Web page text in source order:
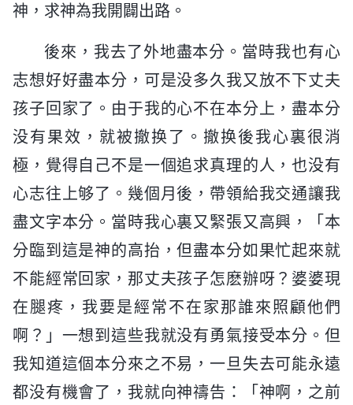
神，求神為我開闢出路。
後來，我去了外地盡本分。當時我也有心
志想好好盡本分，可是没多久我又放不下丈夫
孩子回家了。由于我的心不在本分上，盡本分
没有果效，就被撤换了。撤换後我心裏很消
極，覺得自己不是一個追求真理的人，也没有
心志往上够了。幾個月後，帶領給我交通讓我
盡文字本分。當時我心裏又緊張又高興，「本
分臨到這是神的高抬，但盡本分如果忙起來就
不能經常回家，那丈夫孩子怎麽辦呀？婆婆現
在腿疼，我要是經常不在家那誰來照顧他們
啊？」一想到這些我就没有勇氣接受本分。但
我知道這個本分來之不易，一旦失去可能永遠
都没有機會了，我就向神禱告：「神啊，之前